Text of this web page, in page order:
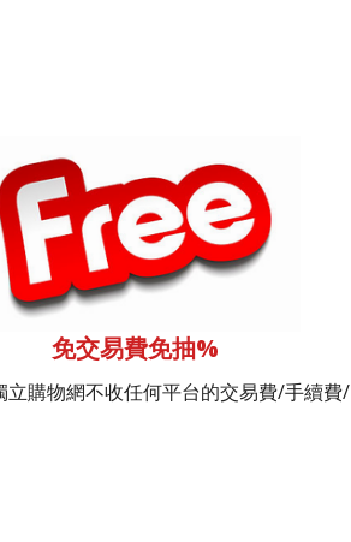
免交易費免抽%
立購物網不收任何平台的交易費/手續費/